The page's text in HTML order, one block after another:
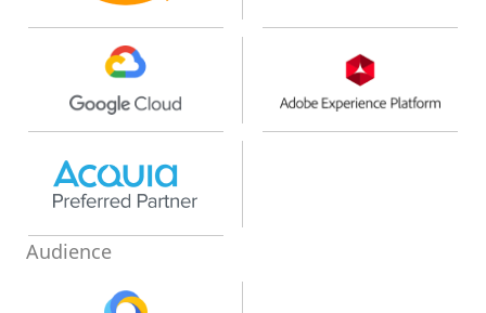
Audience